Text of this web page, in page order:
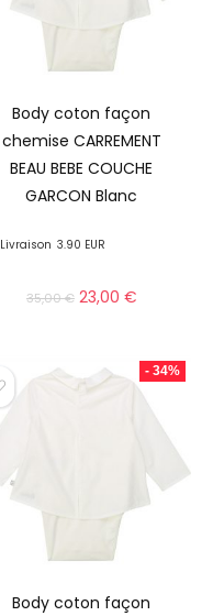
Body coton façon
chemise CARREMENT
BEAU BEBE COUCHE
GARCON Blanc
Livraison 3.90 EUR
35,00€ 23,00 €
- 34%
Body coton façon